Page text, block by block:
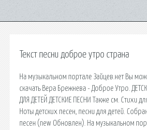
Текст песни доброе утро страна
На музыкальном портале Зайцев.нет Вы
скачать Вера Брежнева - Доброе Утро.
ДЛЯ ДЕТЕЙ ДЕТСКИЕ ПЕСНИ Также см. Стихи
Ноты детских песен, песни для детей.
песен (new Обновлен). На музыкальном